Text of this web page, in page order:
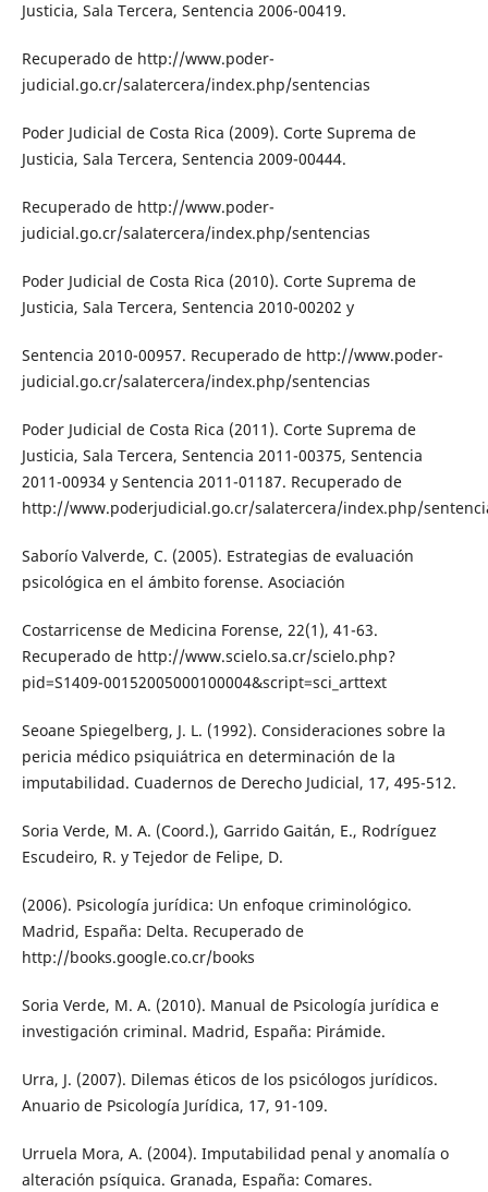
Justicia, Sala Tercera, Sentencia 2006-00419.
Recuperado de http://www.poder-
judicial.go.cr/salatercera/index.php/sentencias
Poder Judicial de Costa Rica (2009). Corte Suprema de
Justicia, Sala Tercera, Sentencia 2009-00444.
Recuperado de http://www.poder-
judicial.go.cr/salatercera/index.php/sentencias
Poder Judicial de Costa Rica (2010). Corte Suprema de
Justicia, Sala Tercera, Sentencia 2010-00202 y
Sentencia 2010-00957. Recuperado de http://www.poder-
judicial.go.cr/salatercera/index.php/sentencias
Poder Judicial de Costa Rica (2011). Corte Suprema de
Justicia, Sala Tercera, Sentencia 2011-00375, Sentencia
2011-00934 y Sentencia 2011-01187. Recuperado de
http://www.poderjudicial.go.cr/salatercera/index.php/
Saborío Valverde, C. (2005). Estrategias de evaluación
psicológica en el ámbito forense. Asociación
Costarricense de Medicina Forense, 22(1), 41-63.
Recuperado de http://www.scielo.sa.cr/scielo.php?
pid=S1409-00152005000100004&script=sci_arttext
Seoane Spiegelberg, J. L. (1992). Consideraciones sobre la
pericia médico psiquiátrica en determinación de la
imputabilidad. Cuadernos de Derecho Judicial, 17, 495-512.
Soria Verde, M. A. (Coord.), Garrido Gaitán, E., Rodríguez
Escudeiro, R. y Tejedor de Felipe, D.
(2006). Psicología jurídica: Un enfoque criminológico.
Madrid, España: Delta. Recuperado de
http://books.google.co.cr/books
Soria Verde, M. A. (2010). Manual de Psicología jurídica e
investigación criminal. Madrid, España: Pirámide.
Urra, J. (2007). Dilemas éticos de los psicólogos jurídicos.
Anuario de Psicología Jurídica, 17, 91-109.
Urruela Mora, A. (2004). Imputabilidad penal y anomalía o
alteración psíquica. Granada, España: Comares.